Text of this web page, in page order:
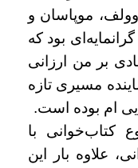
وولف، موپاسان و
بود که
بر من ارزانی
مسیری تازه
ام بوده است.
کتاب‌خوانی با
علاوه بار این